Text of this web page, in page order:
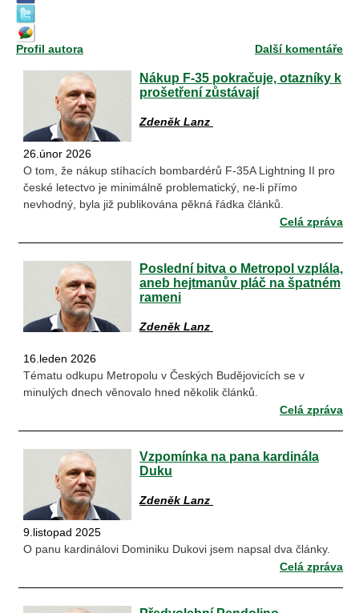
Profil autora Další komentáře
Nákup F-35 pokračuje, otazníky k
prošetření zůstávají
Zdeněk Lanz
26.únor 2026
O tom, že nákup stíhacích bombardérů F-35A Lightning II pro
české letectvo je minimálně problematický, ne-li přímo
nevhodný, byla již publikována pěkná řádka článků.
Celá zpráva
Poslední bitva o Metropol vzplála,
aneb hejtmanův pláč na špatném
rameni
Zdeněk Lanz
16.leden 2026
Tématu odkupu Metropolu v Českých Budějovicích se v
minulých dnech věnovalo hned několik článků.
Celá zpráva
Vzpomínka na pana kardinála
Duku
Zdeněk Lanz
9.listopad 2025
O panu kardinálovi Dominiku Dukovi jsem napsal dva články.
Celá zpráva